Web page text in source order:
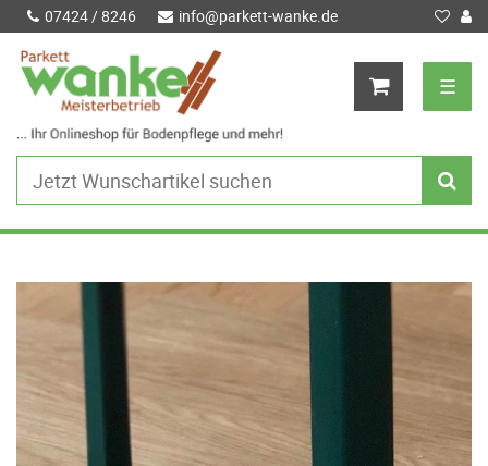
07424 / 8246 info@parkett-wanke.de
☰